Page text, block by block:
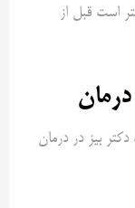
است قبل از
بیز در درمان